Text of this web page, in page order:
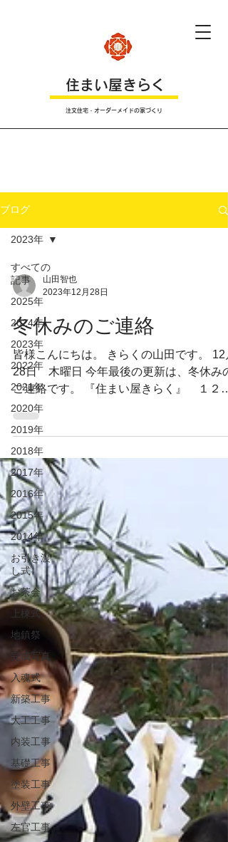
​住まい屋きらく
注文住宅・オーダーメイドの家づくり
ブログ
すべての
記事
2025年
2024年
2023年
2022年
2021年
2020年
2019年
2018年
2017年
2016年
2015年
2014年
お引き渡
し式
お茶会
上棟式
地鎮祭
完成写真
入魂式
新築工事
大工工事
内装工事
基礎工事
塗装工事
外壁工事
左官工事
2023年
山田智也
2023年12月28日
冬休みのご連絡
皆様こんにちは。 きらくの山田です。 12
28日 木曜日 今年最後の更新は、冬休みの
ご連絡です。 『住まい屋きらく』 １２月
２９日～１月５日 『グランパークカフ
ェ』 １２月２９日～１月５日 まで、冬休
みを取らせて頂きます。...